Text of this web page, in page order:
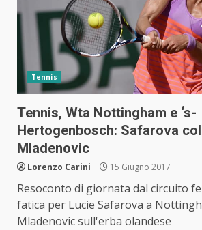
Tennis
Tennis, Wta Nottingham e ‘s-
Hertogenbosch: Safarova
Mladenovic
Lorenzo Carini 15 Giugno 2017
Resoconto di giornata dal circuito
fatica per Lucie Safarova a
Mladenovic sull'erba olandese